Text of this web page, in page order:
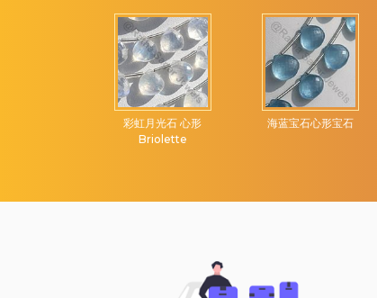
绿松石宝石
绿玉髓宝石
绿玛瑙
绿紫水晶
绿色磷灰石
彩虹月光石 心形
Briolette
海蓝宝石心形宝石